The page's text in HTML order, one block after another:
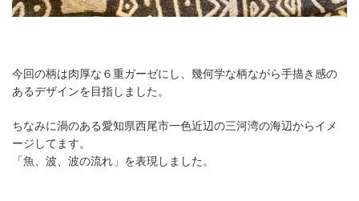
今回の柄は肉厚な６重ガーゼにし、幾何学な柄ながら手描き感の
あるデザインを目指しました。
ちなみに渦のある愛知県西尾市一色近辺の三河湾の海辺からイメ
ージしてます。
「魚、波、波の流れ」を表現しました。